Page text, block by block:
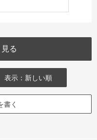
る
表示：新しい順
書く